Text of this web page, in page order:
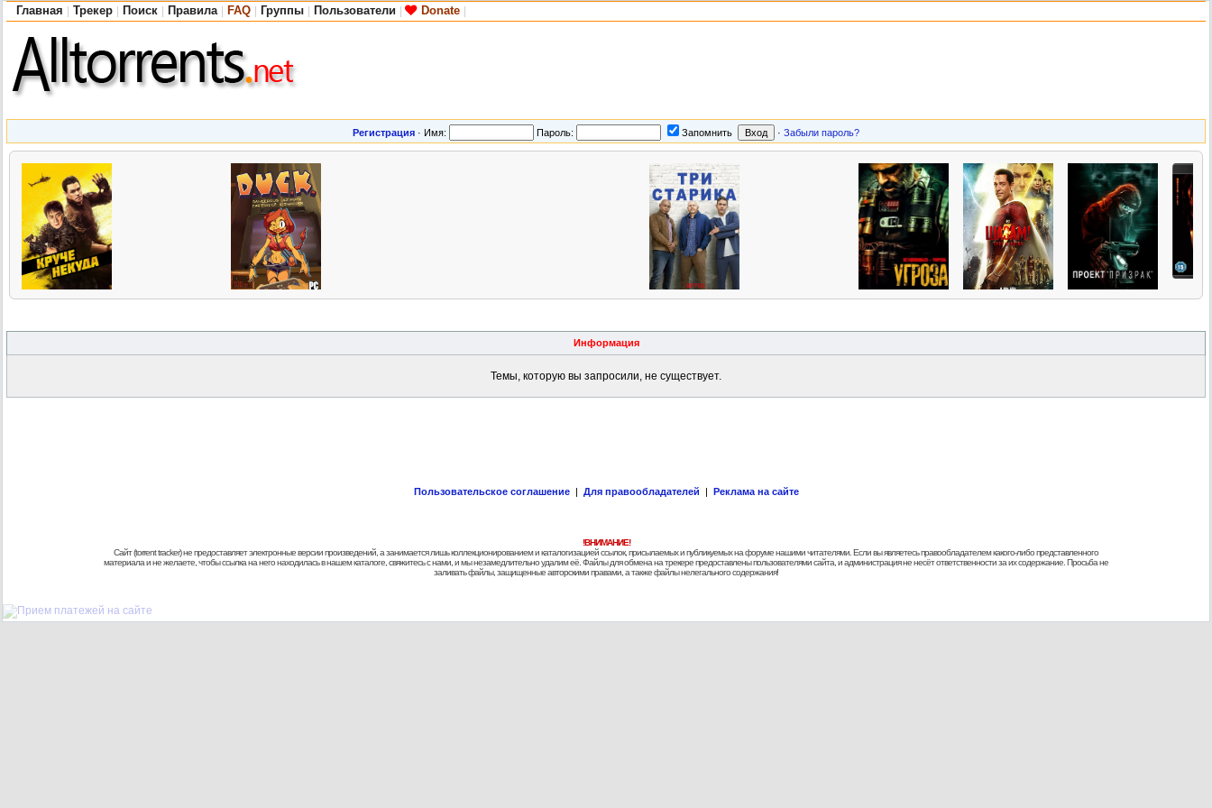
Главная Трекер Поиск Правила FAQ Группы Пользователи Donate
Регистрация · Имя: Пароль: Запомнить · Забыли пароль?
Информация
Темы, которую вы запросили, не существует.
Пользовательское соглашение | Для правообладателей | Реклама на сайте
!ВНИМАНИЕ!
Сайт (torrent tracker) не предоставляет электронные версии произведений, а занимается лишь коллекционированием и каталогизацией ссылок, присылаемых и публикуемых на форуме нашими читателями. Если вы являетесь правообладателем какого-либо представленного
материала и не желаете, чтобы ссылка на него находилась в нашем каталоге, свяжитесь с нами, и мы незамедлительно удалим её. Файлы для обмена на трекере предоставлены пользователями сайта, и администрация не несёт ответственности за их содержание. Просьба не
заливать файлы, защищенные авторскими правами, а также файлы нелегального содержания!